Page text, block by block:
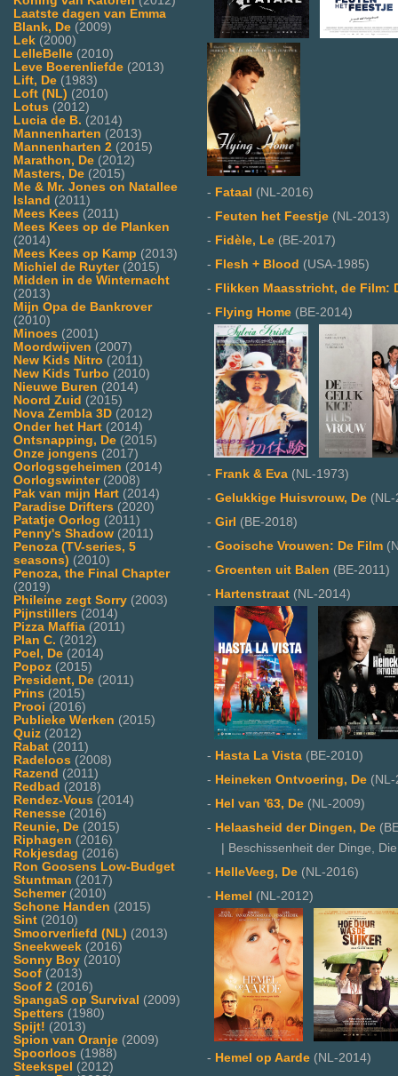
Laatste dagen van Emma
Blank, De (2009)
Lek (2000)
LelleBelle (2010)
Leve Boerenliefde (2013)
Lift, De (1983)
Loft (NL) (2010)
Lotus (2012)
Lucia de B. (2014)
Mannenharten (2013)
Mannenharten 2 (2015)
Marathon, De (2012)
Masters, De (2015)
Me & Mr. Jones on Natallee
Island (2011)
Mees Kees (2011)
Mees Kees op de Planken
(2014)
Mees Kees op Kamp (2013)
Michiel de Ruyter(2015)
Midden in de Winternacht
(2013)
Mijn Opa de Bankrover
(2010)
Minoes (2001)
Moordwijven (2007)
New Kids Nitro (2011)
New Kids Turbo (2010)
Nieuwe Buren (2014)
Noord Zuid (2015)
Nova Zembla 3D (2012)
Onder het Hart (2014)
Ontsnapping, De (2015)
Onze jongens (2017)
Oorlogsgeheimen (2014)
Oorlogswinter(2008)
Pak van mijn Hart (2014)
Paradise Drifters (2020)
Patatje Oorlog (2011)
Penny's Shadow (2011)
Penoza (TV-series, 5
seasons) (2010)
Penoza, the Final Chapter
(2019)
Phileine zegt Sorry (2003)
Pijnstillers (2014)
Pizza Maffia (2011)
Plan C. (2012)
Poel, De (2014)
Popoz (2015)
President, De (2011)
Prins (2015)
Prooi (2016)
Publieke Werken (2015)
Quiz (2012)
Rabat (2011)
Radeloos (2008)
Razend (2011)
Redbad (2018)
Rendez-Vous (2014)
Renesse (2016)
Reunie, De (2015)
Riphagen (2016)
Rokjesdag (2016)
Ron Goosens Low-Budget
Stuntman (2017)
Schemer(2010)
Schone Handen (2015)
Sint (2010)
Smoorverliefd (NL) (2013)
Sneekweek (2016)
Sonny Boy (2010)
Soof (2013)
Soof 2 (2016)
SpangaS op Survival (2009)
Spetters (1980)
Spijt! (2013)
Spion van Oranje (2009)
Spoorloos (1988)
Steekspel (2012)
- Fataal (NL-2016)
- Feuten het Feestje (NL-2013)
- Fidèle, Le (BE-2017)
- Flesh + Blood (USA-1985)
- Flikken Maasstricht, de Film:
- Flying Home (BE-2014)
- Frank & Eva (NL-1973)
- Gelukkige Huisvrouw, De
- Girl (BE-2018)
- Gooische Vrouwen: De Film
- Groenten uit Balen (BE-2011)
- Hartenstraat (NL-2014)
- Hasta La Vista (BE-2010)
- Heineken Ontvoering, De (NL-
- Hel van '63, De (NL-2009)
- Helaasheid der Dingen, De
| Beschissenheit der Dinge,
- HelleVeeg, De (NL-2016)
- Hemel (NL-2012)
- Hemel op Aarde (NL-2014)